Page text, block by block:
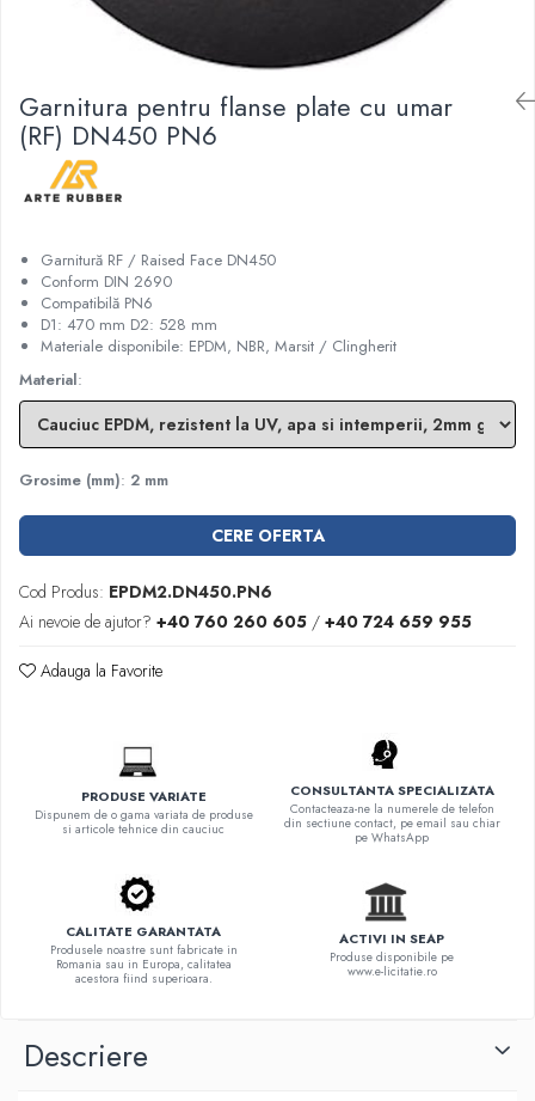
Garnituri racord filetat
Garnituri tip flanse
Pentru etansari cu gauri de trecere a
prezoanelor (full face) conform DIN
86071
Pentru flanse plate cu umar (RF) conform
DIN 2690
Garnitura pentru flanse plate cu umar
(RF) DN450 PN6
Garnitură RF / Raised Face DN450
Conform DIN 2690
Compatibilă PN6
D1: 470 mm D2: 528 mm
Materiale disponibile: EPDM, NBR, Marsit / Clingherit
Material:
Grosime (mm): 2 mm
CERE OFERTA
Cod Produs: EPDM2.DN450.PN6
Ai nevoie de ajutor? +40 760 260 605 / +40 724 659 955
Adauga la Favorite
PRODUSE VARIATE
Dispunem de o gama variata de produse
si articole tehnice din cauciuc
CONSULTANTA SPECIALIZATA
Contacteaza-ne la numerele de telefon
din sectiune contact, pe email sau chiar
pe WhatsApp
CALITATE GARANTATA
Produsele noastre sunt fabricate in
Romania sau in Europa, calitatea
acestora fiind superioara.
ACTIVI IN SEAP
Produse disponibile pe
www.e-licitatie.ro
Descriere